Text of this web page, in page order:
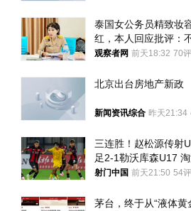
泰国女公务员精致妆
红，本人回应批评：
就别看
观察者网 前天18:32 70
北京出台房地产新政
新闻资讯综合 昨天21:34
三连胜！赵松源传射
足2-1勒沃库森U17 淘
将战河床
射门中国 前天21:50 54
茅台，终于从“液体黄